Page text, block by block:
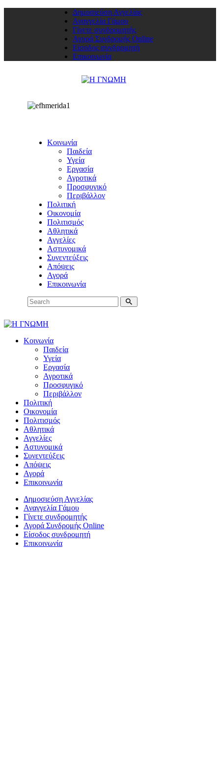
Δημοσιεύση Αγγελίας
Αναγγελία Γάμου
Γίνετε συνδρομητής
Αγορά Συνδρομής Online
Είσοδος συνδρομητή
Επικοινωνία
Κοινωνία
Παιδεία
Υγεία
Εργασία
Αγροτικά
Προσφυγικό
Περιβάλλον
Πολιτική
Οικονομία
Πολιτισμός
Αθλητικά
Αγγελίες
Αστυνομικά
Συνεντεύξεις
Απόψεις
Αγορά
Επικοινωνία
Κοινωνία
Παιδεία
Υγεία
Εργασία
Αγροτικά
Προσφυγικό
Περιβάλλον
Πολιτική
Οικονομία
Πολιτισμός
Αθλητικά
Αγγελίες
Αστυνομικά
Συνεντεύξεις
Απόψεις
Αγορά
Επικοινωνία
Δημοσιεύση Αγγελίας
Αναγγελία Γάμου
Γίνετε συνδρομητής
Αγορά Συνδρομής Online
Είσοδος συνδρομητή
Επικοινωνία